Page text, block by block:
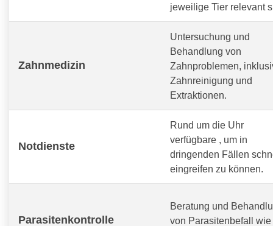
jeweilige Tier relevant
Zahnmedizin
Untersuchung und
Behandlung von
Zahnproblemen,
Zahnreinigung und
Extraktionen.
Notdienste
Rund um die Uhr
verfügbare , um in
dringenden Fällen
eingreifen zu können.
Parasitenkontrolle
Beratung und
von Parasitenbefall wie